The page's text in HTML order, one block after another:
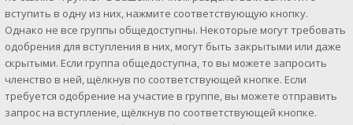
вступить в одну из них, нажмите соответствующую кнопку.
Однако не все группы общедоступны. Некоторые могут требовать
одобрения для вступления в них, могут быть закрытыми или даже
скрытыми. Если группа общедоступна, то вы можете запросить
членство в ней, щёлкнув по соответствующей кнопке. Если
требуется одобрение на участие в группе, вы можете отправить
запрос на вступление, щёлкнув по соответствующей кнопке.